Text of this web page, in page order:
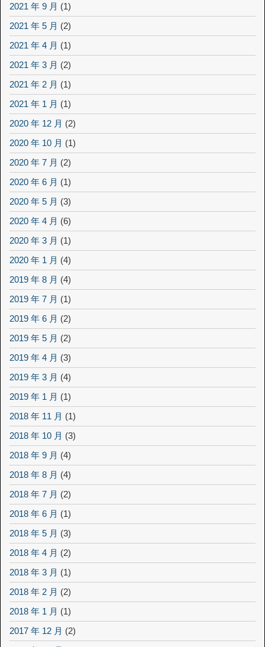
2021 年 9 月 (1)
2021 年 5 月 (2)
2021 年 4 月 (1)
2021 年 3 月 (2)
2021 年 2 月 (1)
2021 年 1 月 (1)
2020 年 12 月 (2)
2020 年 10 月 (1)
2020 年 7 月 (2)
2020 年 6 月 (1)
2020 年 5 月 (3)
2020 年 4 月 (6)
2020 年 3 月 (1)
2020 年 1 月 (4)
2019 年 8 月 (4)
2019 年 7 月 (1)
2019 年 6 月 (2)
2019 年 5 月 (2)
2019 年 4 月 (3)
2019 年 3 月 (4)
2019 年 1 月 (1)
2018 年 11 月 (1)
2018 年 10 月 (3)
2018 年 9 月 (4)
2018 年 8 月 (4)
2018 年 7 月 (2)
2018 年 6 月 (1)
2018 年 5 月 (3)
2018 年 4 月 (2)
2018 年 3 月 (1)
2018 年 2 月 (2)
2018 年 1 月 (1)
2017 年 12 月 (2)